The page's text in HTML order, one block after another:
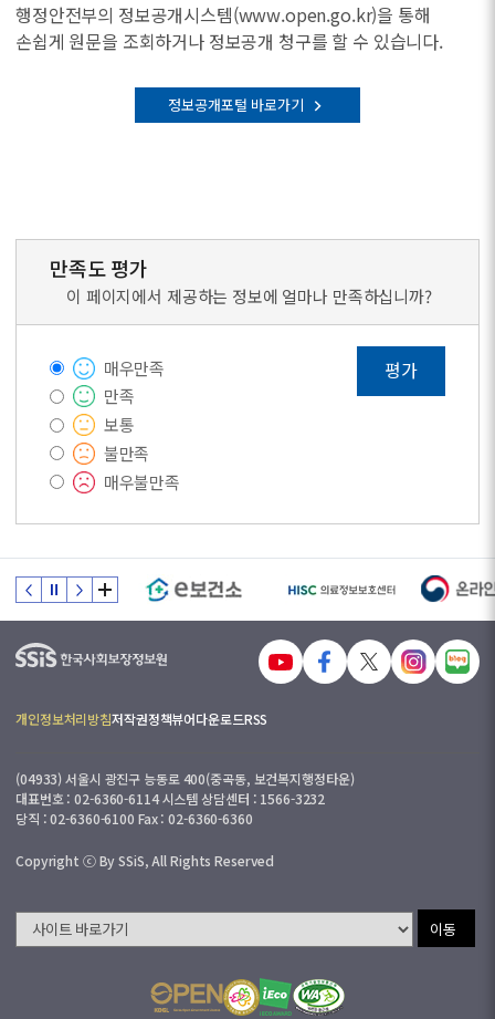
행정안전부의 정보공개시스템(www.open.go.kr)을 통해
손쉽게 원문을 조회하거나 정보공개 청구를 할 수 있습니다.
정보공개포털 바로가기
만족도 평가
이 페이지에서 제공하는 정보에 얼마나 만족하십니까?
매우만족
만족
보통
불만족
매우불만족
평가
개인정보처리방침저작권정책뷰어다운로드RSS
(04933) 서울시 광진구 능동로 400(중곡동, 보건복지행정타운)
대표번호 : 02-6360-6114 시스템 상담센터 : 1566-3232
당직 : 02-6360-6100 Fax : 02-6360-6360
Copyright ⓒ By SSiS, All Rights Reserved
이동